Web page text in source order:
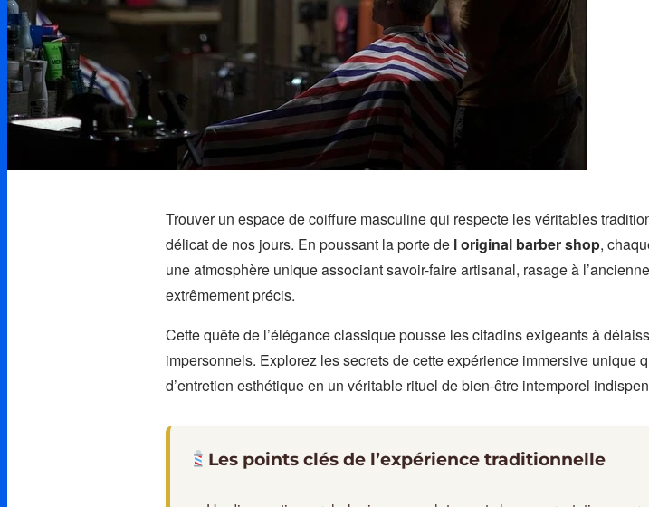
Trouver un espace de coiffure masculine qui respecte les véritables
délicat de nos jours. En poussant la porte de l original barber shop,
une atmosphère unique associant savoir-faire artisanal, rasage à
extrêmement précis.
Cette quête de l’élégance classique pousse les citadins exigeants à
impersonnels. Explorez les secrets de cette expérience immersive unique
d’entretien esthétique en un véritable rituel de bien-être intemporel
Les points clés de l’expérience traditionnelle